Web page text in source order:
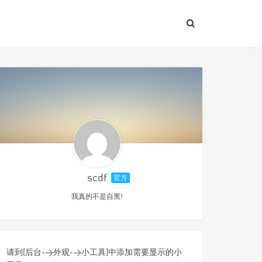
scdf 官方
我真的不是自黑!
请到[后台->外观->小工具]中添加需要显示的小